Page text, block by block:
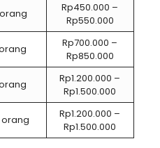
Rp450.000 –
Rp550.000
Rp700.000 –
Rp850.000
Rp1.200.000 –
Rp1.500.000
orang
Rp1.200.000 –
Rp1.500.000